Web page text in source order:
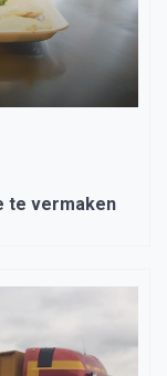
te vermaken